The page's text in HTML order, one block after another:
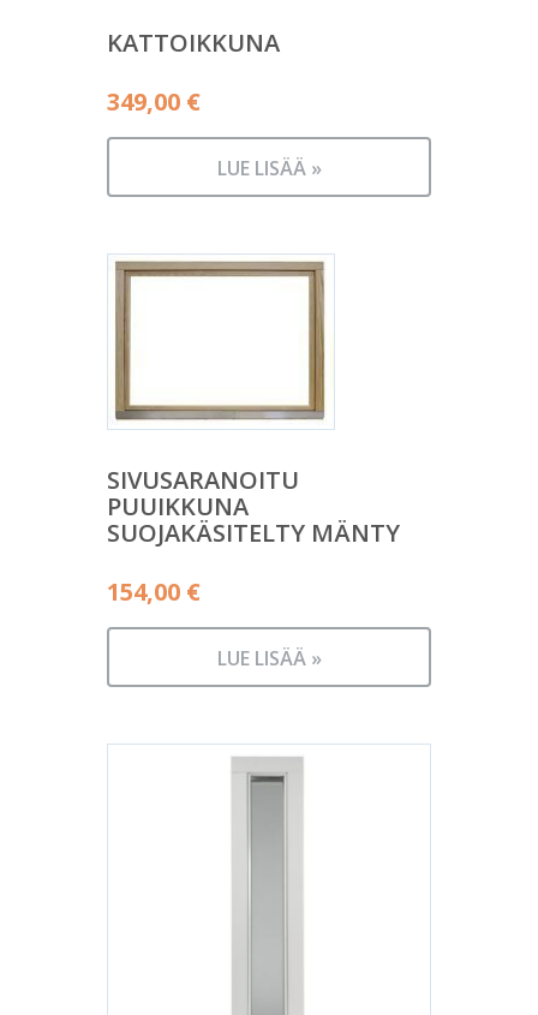
KATTOIKKUNA
349,00 €
LUE LISÄÄ »
SIVUSARANOITU
PUUIKKUNA
SUOJAKÄSITELTY MÄNTY
154,00 €
LUE LISÄÄ »